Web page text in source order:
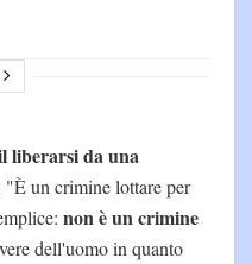
liberarsi da una
"È un crimine lottare per
non è un crimine
dell'uomo in quanto